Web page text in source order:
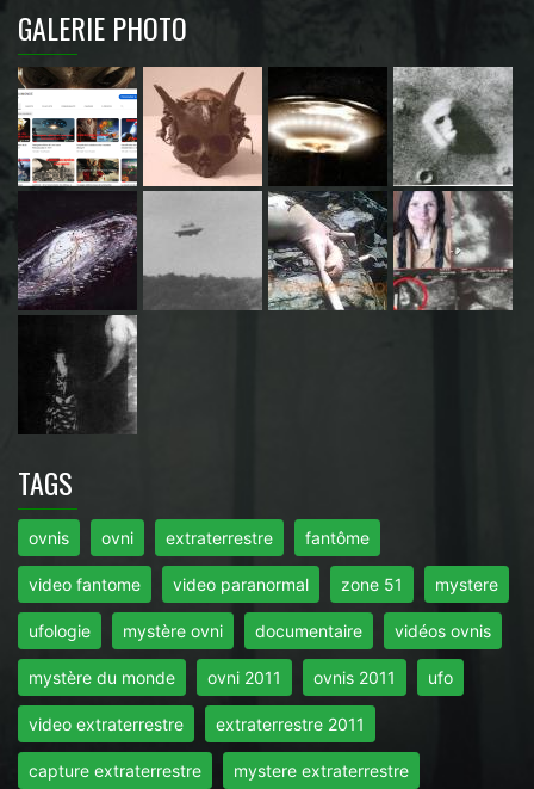
GALERIE PHOTO
TAGS
ovnis ovni extraterrestre fantôme
video fantome video paranormal zone 51 mystere
ufologie mystère ovni documentaire vidéos ovnis
mystère du monde ovni 2011 ovnis 2011 ufo
video extraterrestre extraterrestre 2011
capture extraterrestre mystere extraterrestre